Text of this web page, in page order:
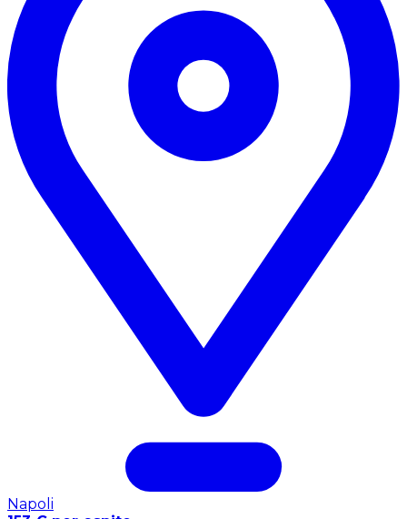
Napoli